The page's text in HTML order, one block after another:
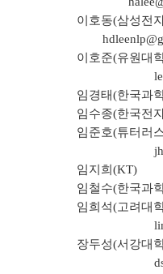
이호동(삼성전
이호준(유원대
임경태(한국과
임수종(한국전
임준호(튜터러
임지희(KT)
임철수(한국과
임희석(고려대
장두성(서강대